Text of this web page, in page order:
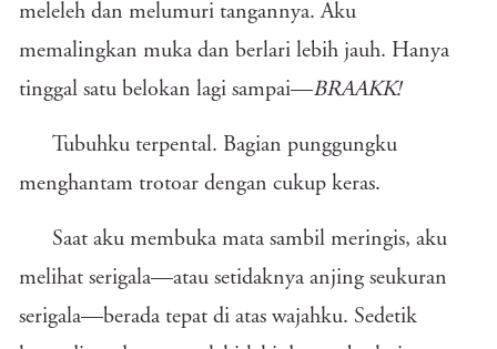
meleleh dan melumuri tangannya. Aku
memalingkan muka dan berlari lebih jauh. Hanya
tinggal satu belokan lagi sampai—BRAAKK!
Tubuhku terpental. Bagian punggungku
menghantam trotoar dengan cukup keras.
Saat aku membuka mata sambil meringis, aku
melihat serigala—atau setidaknya anjing seukuran
serigala—berada tepat di atas wajahku. Sedetik